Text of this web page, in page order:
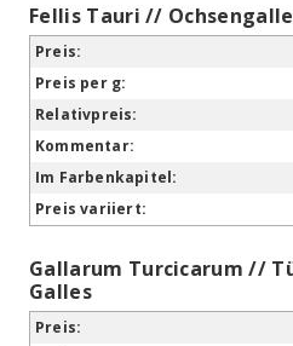
Fellis Tauri // Ochsengalle
Gallarum Turcicarum //
Galles